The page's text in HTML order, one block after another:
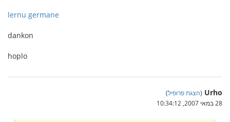
lernu germane
dankon
hoplo
Urho
(הצגת פרופיל)
28 במאי 2007, 10:34:12